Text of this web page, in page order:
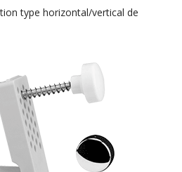
type horizontal/vertical de